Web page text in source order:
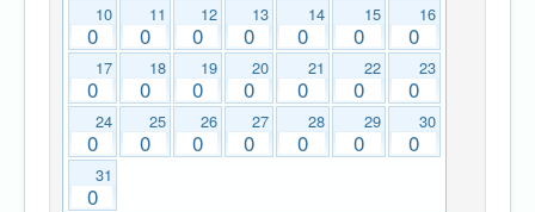
10
0
11
0
12
0
13
0
14
0
15
0
16
0
17
0
18
0
19
0
20
0
21
0
22
0
23
0
24
0
25
0
26
0
27
0
28
0
29
0
30
0
31
0